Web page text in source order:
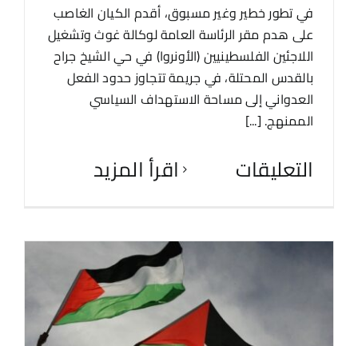
في تطور خطير وغير مسبوق، أقدم الكيان الغاصب
على هدم مقر الرئاسة العامة لوكالة غوث وتشغيل
اللاجئين الفلسطينيين (الأونروا) في حي الشيخ جراح
بالقدس المحتلة، في جريمة تتجاوز حدود الفعل
العدواني إلى مساحة الاستهداف السياسي
الممنهج. [...]
‫اقرأ المزيد التعليقات